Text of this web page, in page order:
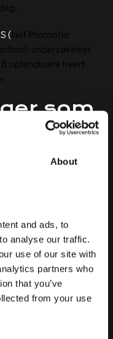
About
and ads, to
analyse our traffic.
use of our site with
partners who
that you’ve
from your use
(Net Promoter
undersøkelser
optimalisere hvert
som
om
så raskt og
og enkelt
måten å oppnå dette
innebygget.
fordeler for ditt team